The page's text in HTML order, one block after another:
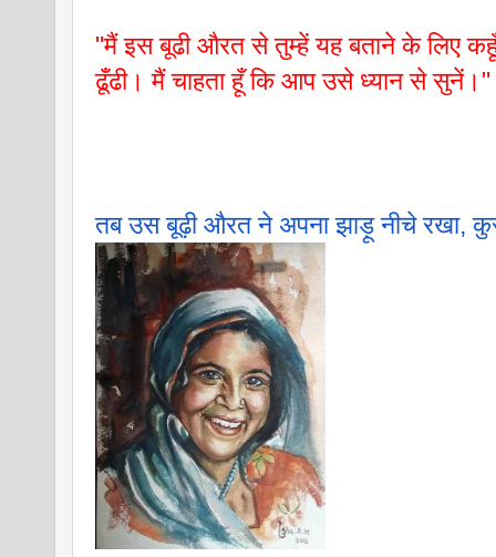
"मैं इस बूढी औरत से तुम्हें यह बताने के लिए
ढूँढी। मैं चाहता हूँ कि आप उसे ध्यान से सुनें।"
तब उस बूढ़ी औरत ने अपना झाड़ू नीचे रखा,